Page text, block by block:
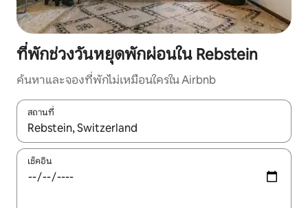
ที่พักช่วงวันหยุดพักผ่อนใน Rebstein
ค้นหาและจองที่พักไม่เหมือนใครใน Airbnb
สถานที่
ใช้ลูกศรขึ้นลง หรือใช้การสัมผัสหรือปัด เพื่อสำรวจผลการค้นหา
เช็คอิน